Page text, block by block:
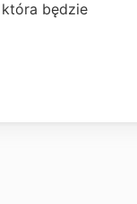
będzie